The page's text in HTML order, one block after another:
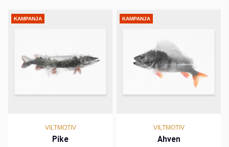
KAMPANJA
VILTMOTIV
Pike
KAMPANJA
VILTMOTIV
Ahven